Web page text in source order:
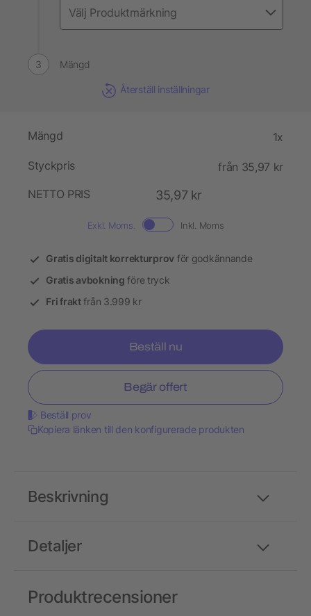
Mängd
Återställ inställningar
Mängd 1x
Styckpris
från 35,97 kr
NETTO PRIS
35,97 kr
Exkl. Moms. Inkl. Moms
Gratis digitalt korrekturprov för godkännande
Gratis avbokning före tryck
Fri fraktfrån 3.999 kr
Beställ nu
Begär offert
Beställ prov
Kopiera länken till den konfigurerade produkten
Detaljer
Beskrivning
Produktrecensioner